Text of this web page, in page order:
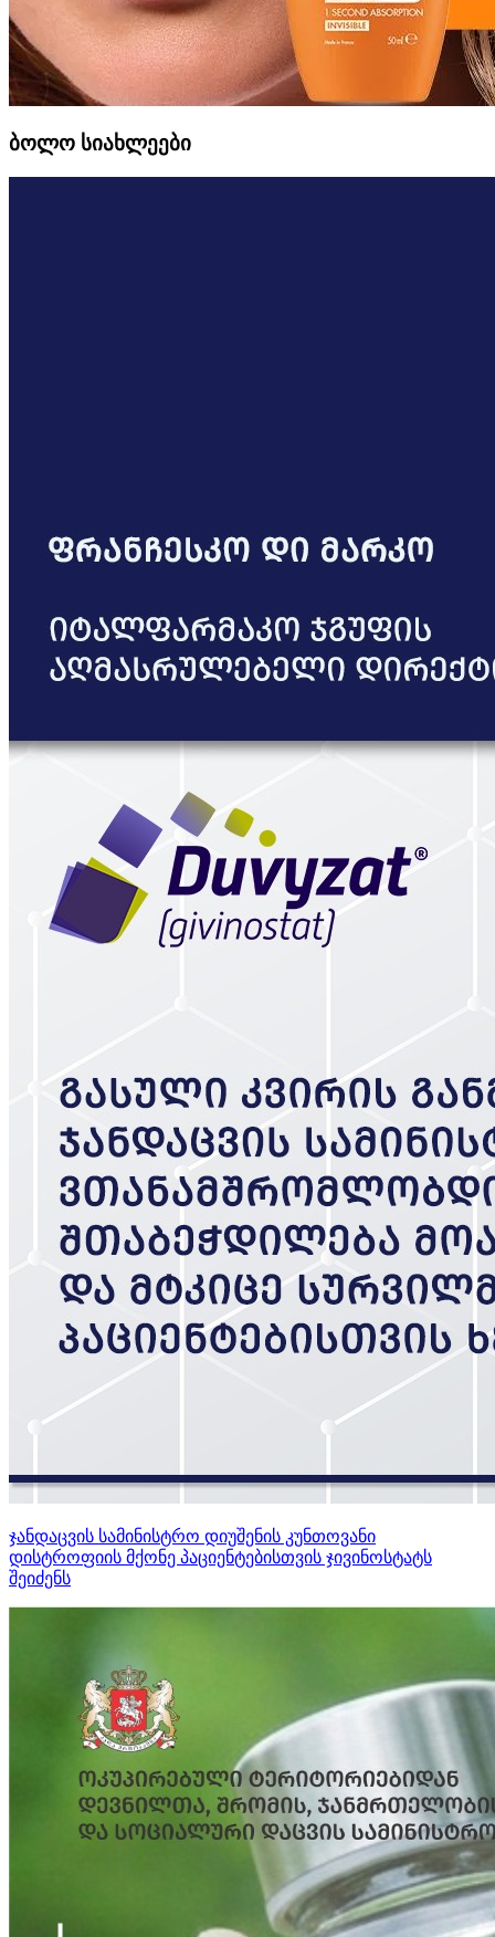
ბოლო სიახლეები
ჯანდაცვის სამინისტრო დიუშენის კუნთოვანი
დისტროფიის მქონე პაციენტებისთვის ჯივინოსტატს
შეიძენს